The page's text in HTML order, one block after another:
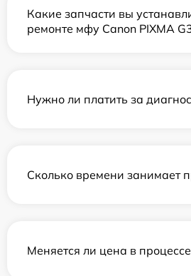
Какие запчасти вы
ремонте мфу Canon PIXMA
Нужно ли платить за
Сколько времени занимает
Меняется ли цена в